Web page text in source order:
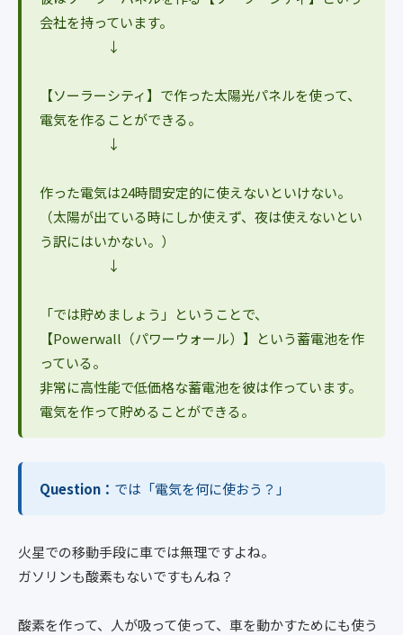
会社を持っています。
↓
【ソーラーシティ】で作った太陽光パネルを使って、
電気を作ることができる。
↓
作った電気は24時間安定的に使えないといけない。
（太陽が出ている時にしか使えず、夜は使えないとい
う訳にはいかない。）
↓
「では貯めましょう」ということで、
【Powerwall（パワーウォール）】という蓄電池を作
っている。
非常に高性能で低価格な蓄電池を彼は作っています。
電気を作って貯めることができる。
Question： では「電気を何に使おう？」
火星での移動手段に車では無理ですよね。
ガソリンも酸素もないですもんね？
酸素を作って、人が吸って使って、車を動かすためにも使う